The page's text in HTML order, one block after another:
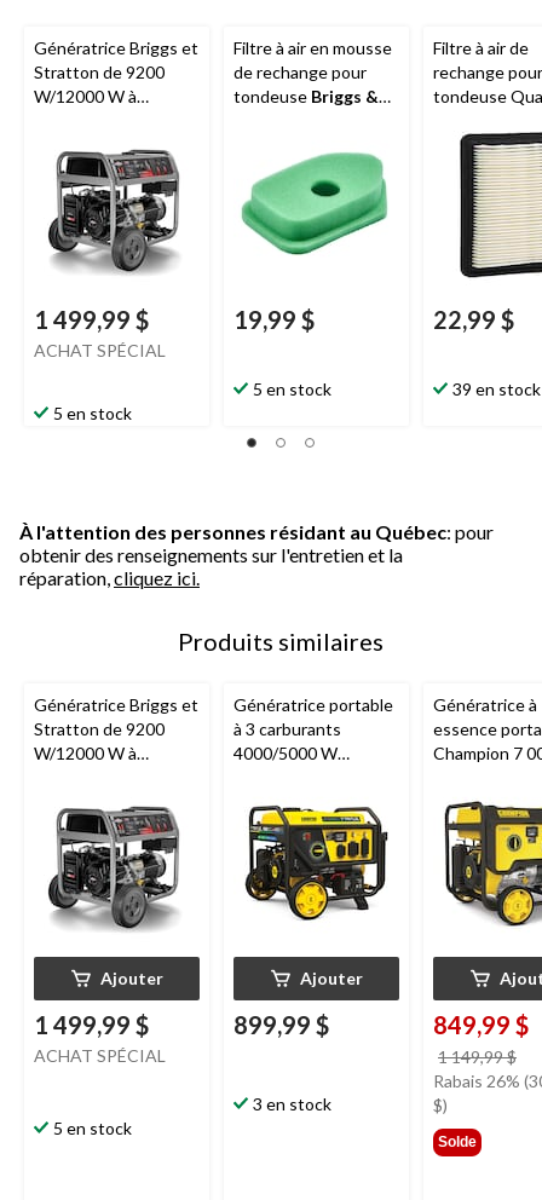
Génératrice Briggs et
Stratton de 9200
W/12000 W à
1 499,99 $
ACHAT SPÉCIAL
5 en stock
Filtre à air en mousse
de rechange pour
tondeuse Briggs &
ou 4 HP
19,99 $
5 en stock
Filtre à air de
rechange pour
tondeuse
Stratton
22,99 $
39 en stock
À l'attention des personnes résidant au Québec: pour
obtenir des renseignements sur l'entretien et la
réparation, cliquez ici.
Produits similaires
Génératrice Briggs et
Stratton de 9200
W/12000 W à
Ajouter
1 499,99 $
ACHAT SPÉCIAL
5 en stock
Génératrice portable
à 3 carburants
4000/5000 W
technologie CO
Shield et démarrage
électrique
Ajouter
899,99 $
3 en stock
Génératrice à
essence
Champion 7
technologie
Shield
849,99 $
1 149,99 $
Rabais 26%
$)
Solde